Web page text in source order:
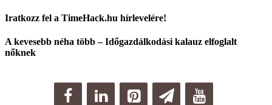
Iratkozz fel a TimeHack.hu hírlevelére!
A kevesebb néha több – Időgazdálkodási kalauz elfoglalt
nőknek